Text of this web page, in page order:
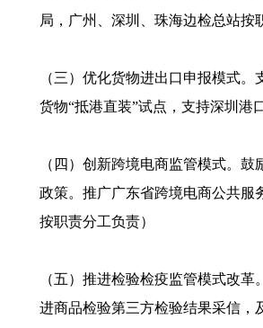
局，广州、深圳、珠海边检总站按
（三）优化货物进出口申报模式
货物“抵港直装”试点，支持深圳港
（四）创新跨境电商监管模式。
政策。推广广东省跨境电商公共服
按职责分工负责）
（五）推进检验检疫监管模式改
进商品检验第三方检验结果采信，